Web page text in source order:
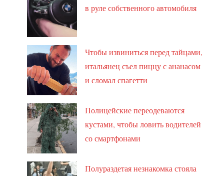
в руле собственного автомобиля
Чтобы извиниться перед тайцами,
итальянец съел пиццу с ананасом
и сломал спагетти
Полицейские переодеваются
кустами, чтобы ловить водителей
со смартфонами
Полураздетая незнакомка стояла